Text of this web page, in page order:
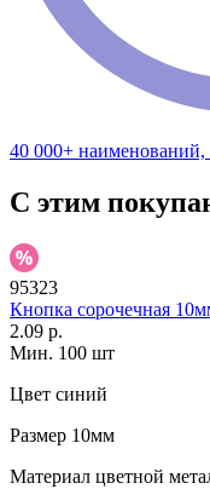
40 000+ наименований,
С этим
95323
Кнопка сорочечная
2.09 р.
Мин. 100 шт
Цвет синий
Размер 10мм
Материал цветной